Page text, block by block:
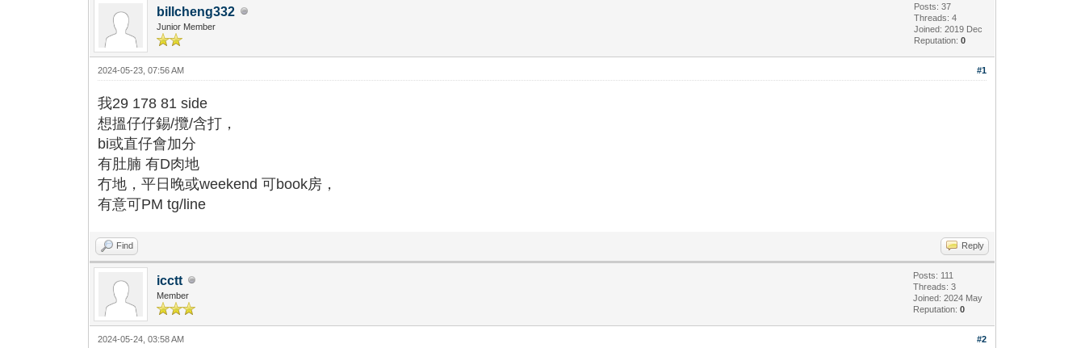
billcheng332
Junior Member
Posts: 37
Threads: 4
Joined: 2019 Dec
Reputation:0
#1
2024-05-23, 07:56 AM
我29 178 81 side
想搵仔仔錫/攬/含打，
bi或直仔會加分
有肚腩 有D肉地
冇地，平日晚或weekend 可book房，
有意可PM tg/line
Find Reply
icctt
Member
Posts: 111
Threads: 3
Joined: 2024 May
Reputation:0
#2
2024-05-24, 03:58 AM